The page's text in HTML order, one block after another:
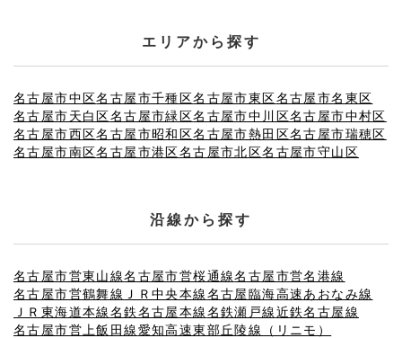
エリアから探す
名古屋市中区名古屋市千種区名古屋市東区名古屋市名東区
名古屋市天白区名古屋市緑区名古屋市中川区名古屋市中村区
名古屋市西区名古屋市昭和区名古屋市熱田区名古屋市瑞穂区
名古屋市南区名古屋市港区名古屋市北区名古屋市守山区
沿線から探す
名古屋市営東山線名古屋市営桜通線名古屋市営名港線
名古屋市営鶴舞線 ＪＲ中央本線名古屋臨海高速あおなみ線
ＪＲ東海道本線名鉄名古屋本線名鉄瀬戸線近鉄名古屋線
名古屋市営上飯田線愛知高速東部丘陵線（リニモ）